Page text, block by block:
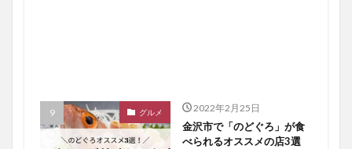
グルメ 2022年2月25日
金沢市で「のどぐろ」が食
べられるオススメの店3選